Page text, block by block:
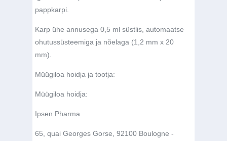
pappkarpi.
Karp ühe annusega 0,5 ml süstlis, automaatse
ohutussüsteemiga ja nõelaga (1,2 mm x 20
mm).
Müügiloa hoidja ja tootja:
Müügiloa hoidja:
Ipsen Pharma
65, quai Georges Gorse, 92100 Boulogne -